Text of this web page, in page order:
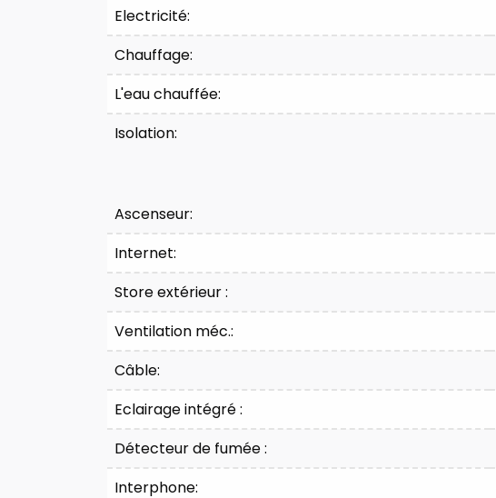
Electricité:
Chauffage:
L'eau chauffée:
Isolation:
Ascenseur:
Internet:
Store extérieur :
Ventilation méc.:
Câble:
Eclairage intégré :
Détecteur de fumée :
Interphone: